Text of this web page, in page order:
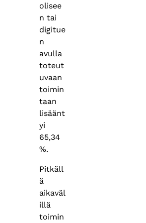
olisee
n tai
digitue
n
avulla
toteut
uvaan
toimin
taan
lisäänt
yi
65,34
%.
Pitkäll
ä
aikaväl
illä
toimin